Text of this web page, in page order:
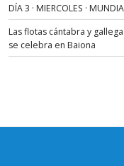
DÍA 3 · MIERCOLES ·
Las flotas cántabra y
se celebra en Baiona